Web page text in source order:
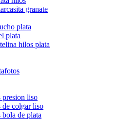
granate
plata
plata
hilos plata
presion liso
de colgar liso
bola de plata